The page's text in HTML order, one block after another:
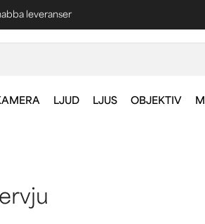
LJUD LJUS OBJEKTIV